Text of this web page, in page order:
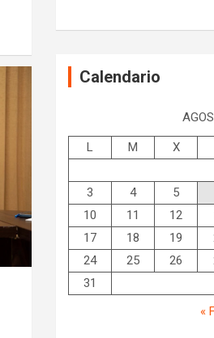
Calendario
L M X
3
4 5
10
11 12
17
18 19
24
25 26
31
«